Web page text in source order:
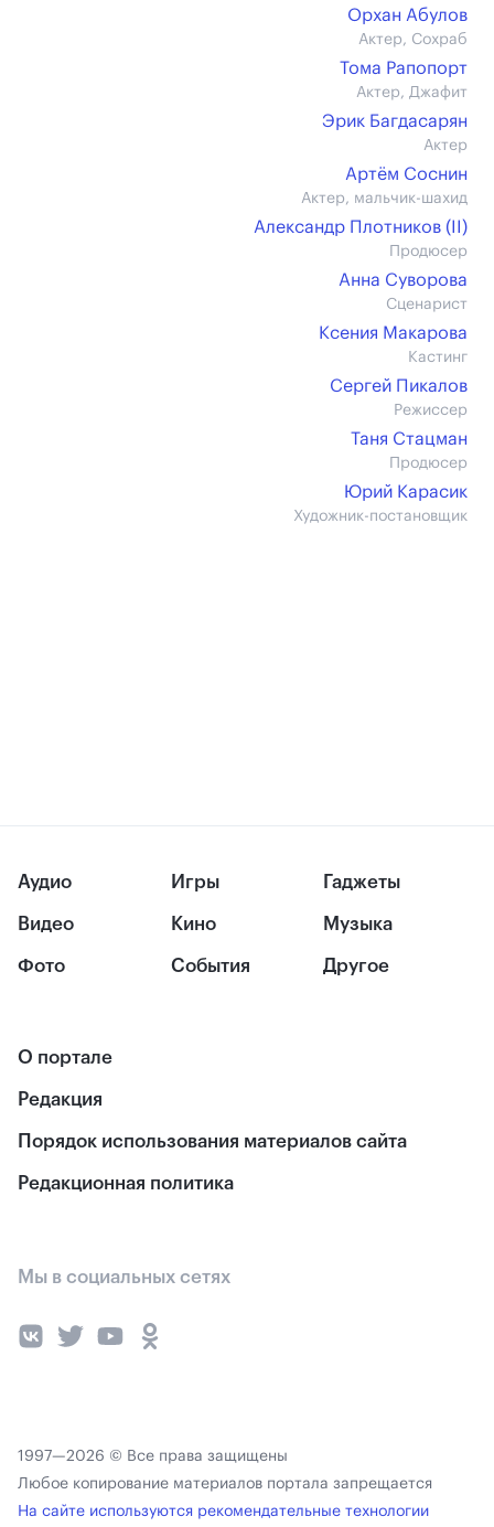
Орхан Абулов
Актер, Сохраб
Тома Рапопорт
Актер, Джафит
Эрик Багдасарян
Актер
Артём Соснин
Актер, мальчик-шахид
Александр Плотников (II)
Продюсер
Анна Суворова
Сценарист
Ксения Макарова
Кастинг
Сергей Пикалов
Режиссер
Таня Стацман
Продюсер
Юрий Карасик
Художник-постановщик
Аудио
Видео
Фото
Игры
Кино
События
Гаджеты
Музыка
Другое
О портале
Редакция
Порядок использования материалов сайта
Редакционная политика
Мы в социальных сетях
1997—2026 © Все права защищены
Любое копирование материалов портала запрещается
На сайте используются рекомендательные технологии